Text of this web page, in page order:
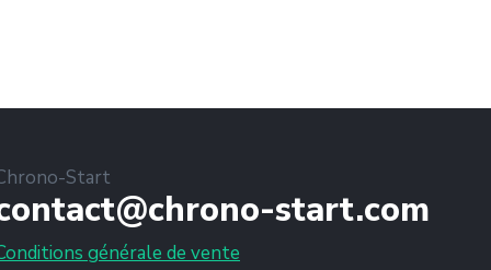
Start
start.com
générale de vente